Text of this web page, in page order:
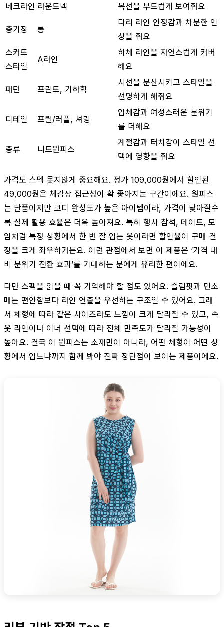
네크라인 라운드넥 목선을 부드럽게 보여줘요
총기장 롱
다리 라인 안정감과 차분한 인
상을 줘요
스커트
스타일
A라인
하체 라인을 자연스럽게 커버
해요
패턴 프린트, 기하학
시선을 분산시키고 스타일을
선명하게 해줘요
디테일 프릴/러플, 셔링
입체감과 여성스러운 분위기
를 더해요
종류 니트원피스
계절감과 터치감이 스타일 선
택에 영향을 줘요
가격도 스펙 못지않게 중요해요. 정가 109,000원에서 할인된
49,000원은 체감상 접근성이 확 좋아지는 구간이에요. 원피스
는 단품이지만 코디 완성도가 높은 아이템이라, 가격이 낮아질수
록 실제 활용 효율은 더욱 높아져요. 특히 행사 참석, 데이트, 모
임처럼 특정 상황에서 한 번 잘 입는 옷이라면 할인율이 구매 결
정을 크게 좌우하거든요. 이런 관점에서 보면 이 제품은 ‘가격 대
비 분위기 전환 효과’를 기대하는 분에게 유리한 편이에요.
다만 스펙을 읽을 때 꼭 기억해야 할 점도 있어요. 슬림핏과 민소
매는 편안함보다 라인 연출을 우선하는 구조일 수 있어요. 그래
서 체형에 따라 같은 사이즈라도 느낌이 크게 달라질 수 있고, 속
옷 라인이나 이너 선택에 따라 전체 만족도가 달라질 가능성이
높아요. 결국 이 원피스는 소재만이 아니라, 어떤 체형이 어떤 상
황에서 입느냐까지 함께 봐야 진짜 장단점이 보이는 제품이에요.